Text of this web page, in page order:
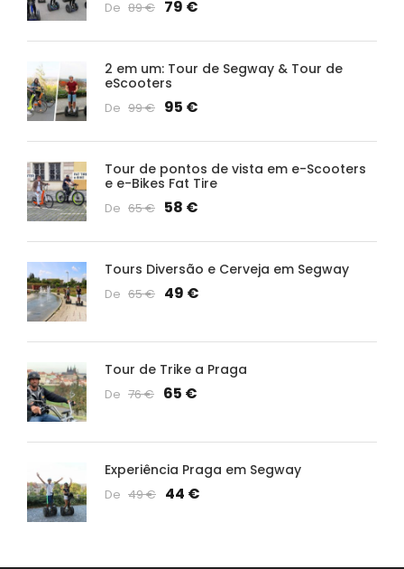
De 89 € 79 €
2 em um: Tour de Segway & Tour de
eScooters
De 99 € 95 €
Tour de pontos de vista em e-Scooters
e e-Bikes Fat Tire
De 65 € 58 €
Tours Diversão e Cerveja em Segway
De 65 € 49 €
Tour de Trike a Praga
De 76 € 65 €
Experiência Praga em Segway
De 49 € 44 €